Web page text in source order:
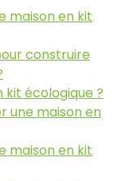
maison en kit
construire
kit écologique ?
une maison en
maison en kit